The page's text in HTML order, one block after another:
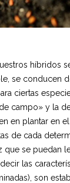
híbridos
se conducen
ciertas
campo» y la
en plantar en
de cada
que se puedan
las
son